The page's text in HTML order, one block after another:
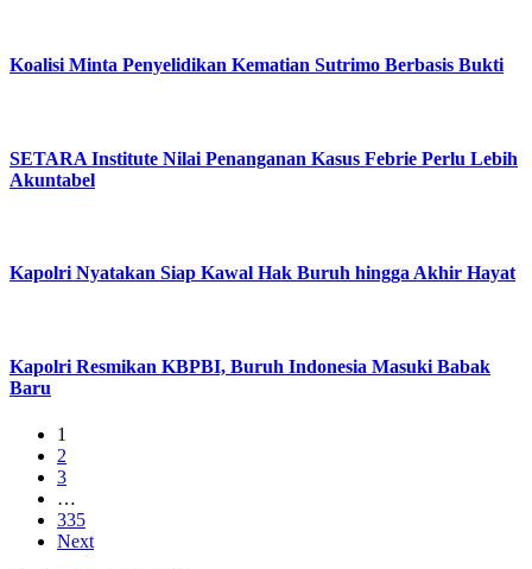
Koalisi Minta Penyelidikan Kematian Sutrimo Berbasis Bukti
SETARA Institute Nilai Penanganan Kasus Febrie Perlu Lebih
Akuntabel
Kapolri Nyatakan Siap Kawal Hak Buruh hingga Akhir Hayat
Kapolri Resmikan KBPBI, Buruh Indonesia Masuki Babak
Baru
1
2
3
…
335
Next